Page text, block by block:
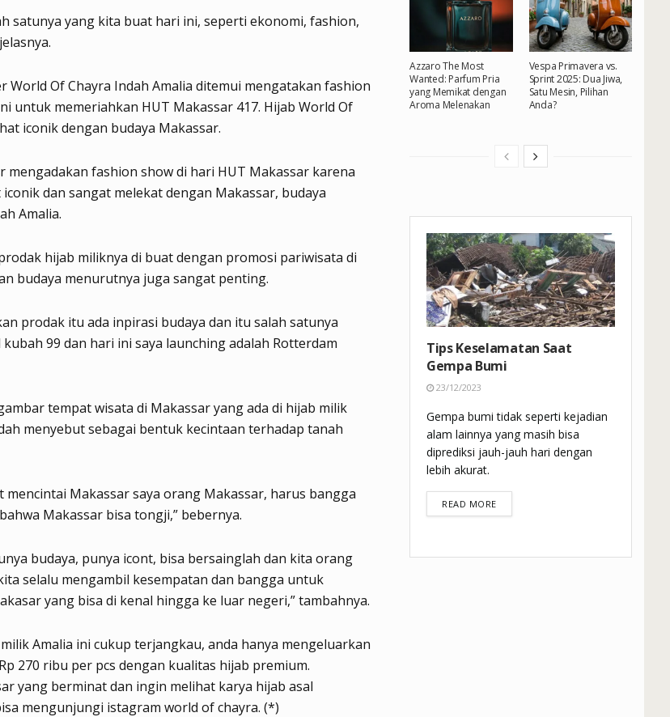
satunya yang kita buat hari ini, seperti ekonomi, fashion,
World Of Chayra Indah Amalia ditemui mengatakan fashion
untuk memeriahkan HUT Makassar 417. Hijab World Of
iconik dengan budaya Makassar.
mengadakan fashion show di hari HUT Makassar karena
dan sangat melekat dengan Makassar, budaya
Amalia.
hijab miliknya di buat dengan promosi pariwisata di
budaya menurutnya juga sangat penting.
prodak itu ada inpirasi budaya dan itu salah satunya
99 dan hari ini saya launching adalah Rotterdam
tempat wisata di Makassar yang ada di hijab milik
menyebut sebagai bentuk kecintaan terhadap tanah
mencintai Makassar saya orang Makassar, harus bangga
Makassar bisa tongji,” bebernya.
budaya, punya icont, bisa bersainglah dan kita orang
selalu mengambil kesempatan dan bangga untuk
yang bisa di kenal hingga ke luar negeri,” tambahnya.
Amalia ini cukup terjangkau, anda hanya mengeluarkan
270 ribu per pcs dengan kualitas hijab premium.
yang berminat dan ingin melihat karya hijab asal
mengunjungi istagram world of chayra. (*)
Azzaro The Most
Wanted: Parfum Pria
yang Memikat dengan
Aroma Melenakan
Vespa Primavera vs.
Sprint 2025: Dua Jiwa,
Satu Mesin, Pilihan
Anda?
Tips Keselamatan Saat
Gempa Bumi
23/12/2023
Gempa bumi tidak seperti kejadian
alam lainnya yang masih bisa
diprediksi jauh-jauh hari dengan
lebih akurat.
READ MOREDETAILS